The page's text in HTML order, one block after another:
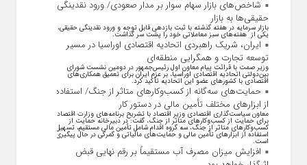
شاخص‌های بازار سهام سوار بر مدار صعودی/ ورود نقدینگی
حقیقی‌ها به بازار
بازار سرمایه در هفته گذشته با ثبت بازدهی قابل توجه و ورود نقدینگی حقیقی،
یکی از هفته‌های سبز معاملاتی خود را پشت سر گذاشت.
ایران، شریک راهبردی اتحادیه اقتصادی اوراسیا در مسیر
توسعه تجارت و همگرایی منطقه‌ای
وزیر صمت با قرائت پیام معاون اول رئیس‌جمهور در دومین نشست شورای
بین‌دولتی اتحادیه اقتصادی اوراسیا، بر عزم ایران برای تعمیق همکاری‌های
اقتصادی با کشورهای عضو این اتحادیه تأکید کرد.
حمایت‌های سه‌گانه از کسب‌وکارهای متاثر از جنگ/ استفاده
از ابزارهای مختلف تأمین مالی در دستور کار
معاون سیاست‌گذاری اقتصادی وزیر اقتصاد با تشریح برنامه‌های وزارت اقتصاد
برای حمایت از کسب‌وکار‌های متاثر از جنگ، گفت: در دبیرخانه حمایت از
کسب‌وکار‌های متاثر از جنگ، سه گروه اقدام شامل تأمین مالی مستقیم، تسهیل
استفاده از ابزار‌های تأمین مالی و حمایت‌های مالیاتی و گمرکی در حال پیگیری
است.
افزایش میزان مصرف آب مستقیماً بر رقم نهایی قبض